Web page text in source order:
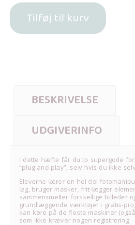
Tilføj til kurv
BESKRIVELSE
UDGIVERINFO
I dette hæfte får du to supergode
”plug-and-play”, selv hvis du ikke
Eleverne lærer en hel del
lag, bruger masker, frit-lægger
sammensmelter forskellige billeder
grundlæggende værktøjer i gratis-
kan køre på de fleste maskiner
som ikke kræver nogen registrering.